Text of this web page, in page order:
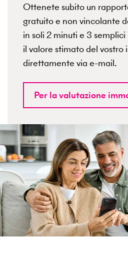
Ottenete subito un
gratuito e non vincolante
in soli 2 minuti e 3
il valore stimato del vostro
direttamente via e-mail.
Per la valutazione